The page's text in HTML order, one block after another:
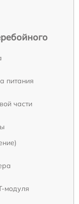
питания
части
модуля